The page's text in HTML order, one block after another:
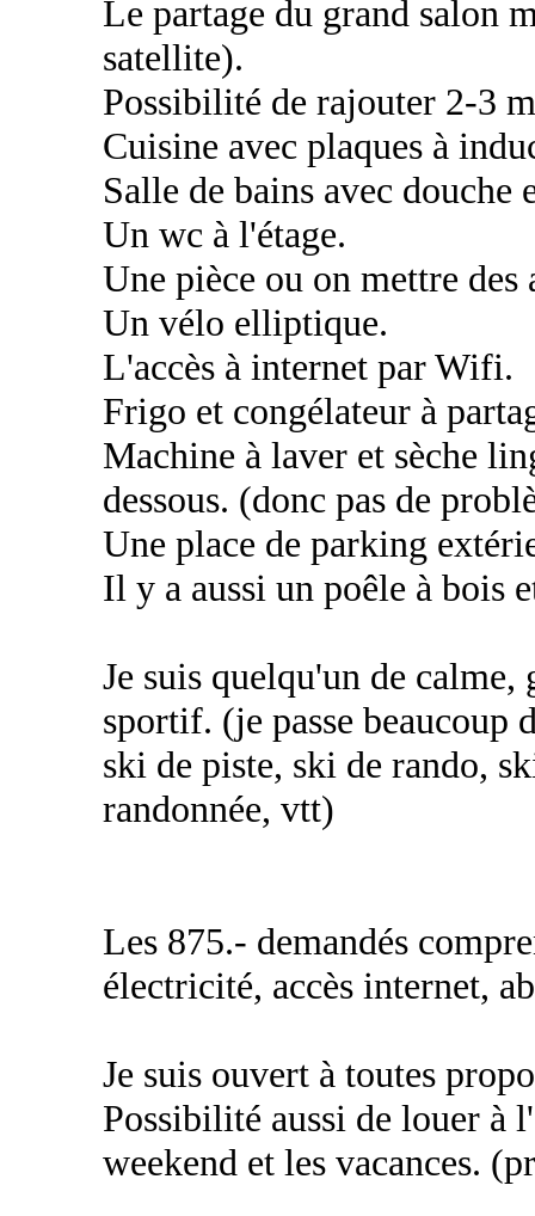
Le partage du grand salon
satellite).
Possibilité de rajouter 2-3
Cuisine avec plaques à
Salle de bains avec douche
Un wc à l'étage.
Une pièce ou on mettre des
Un vélo elliptique.
L'accès à internet par Wifi.
Frigo et congélateur à
Machine à laver et sèche
dessous. (donc pas de
Une place de parking
Il y a aussi un poêle à bois
Je suis quelqu'un de
sportif. (je passe beaucoup
ski de piste, ski de rando,
randonnée, vtt)
Les 875.- demandés
électricité, accès internet,
Je suis ouvert à toutes
Possibilité aussi de louer à
weekend et les vacances.